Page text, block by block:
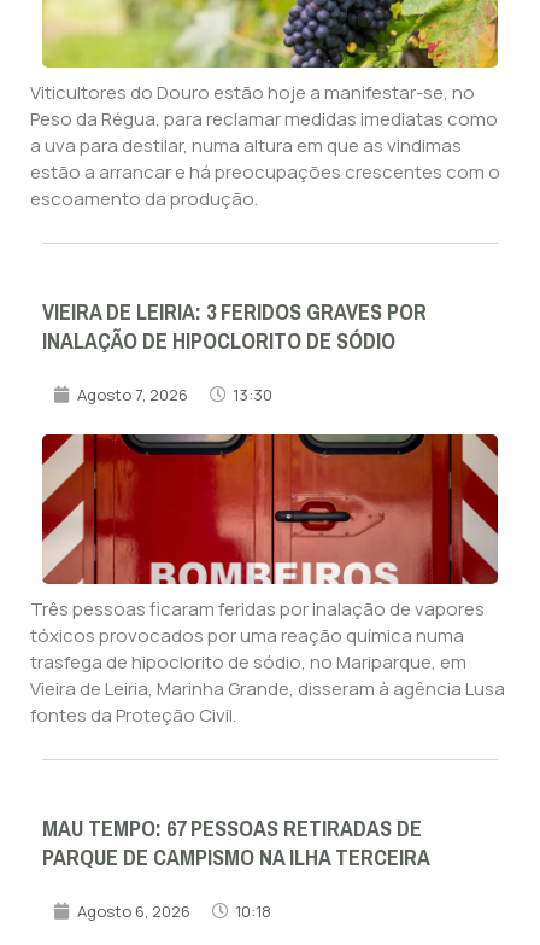
Viticultores do Douro estão hoje a manifestar-se, no
Peso da Régua, para reclamar medidas imediatas como
a uva para destilar, numa altura em que as vindimas
estão a arrancar e há preocupações crescentes com o
escoamento da produção.
VIEIRA DE LEIRIA: 3 FERIDOS GRAVES POR
INALAÇÃO DE HIPOCLORITO DE SÓDIO
Agosto 7, 2026 13:30
Três pessoas ficaram feridas por inalação de vapores
tóxicos provocados por uma reação química numa
trasfega de hipoclorito de sódio, no Mariparque, em
Vieira de Leiria, Marinha Grande, disseram à agência Lusa
fontes da Proteção Civil.
MAU TEMPO: 67 PESSOAS RETIRADAS DE
PARQUE DE CAMPISMO NA ILHA TERCEIRA
Agosto 6, 2026 10:18